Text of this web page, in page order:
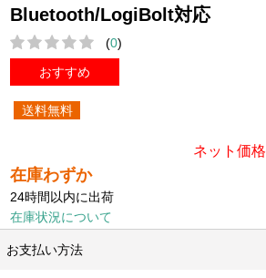
Bluetooth/LogiBolt対応
(0)
おすすめ
送料無料
ネット価格
在庫わずか
24時間以内に出荷
在庫状況について
お支払い方法